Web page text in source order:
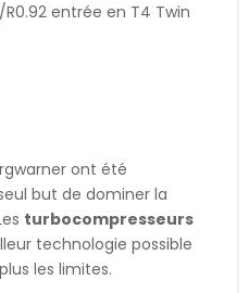
entrée en T4 Twin
ont été
but de dominer la
turbocompresseurs
technologie possible
les limites.